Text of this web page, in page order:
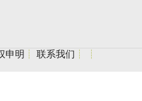
申明 ┊ 联系我们 ┊ ┊